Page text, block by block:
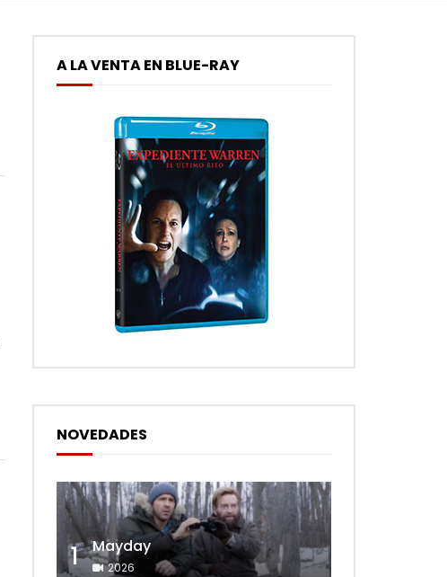
A LA VENTA EN BLUE-RAY
NOVEDADES
1 Mayday
2026